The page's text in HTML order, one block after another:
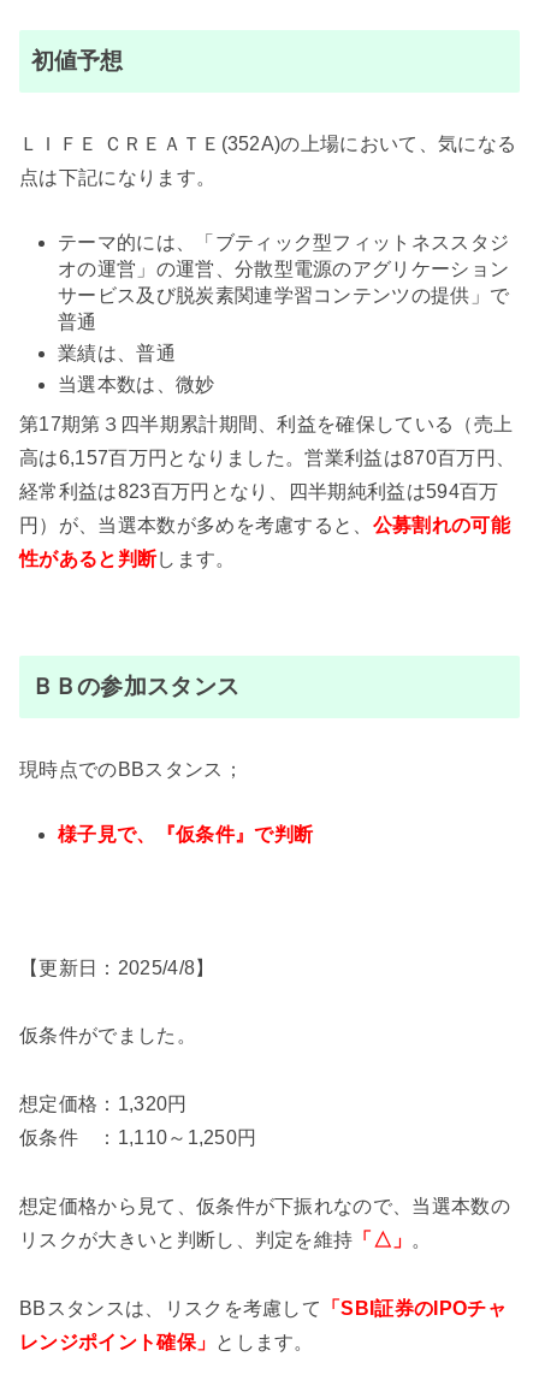
初値予想
ＬＩＦＥ ＣＲＥＡＴＥ(352A)の上場において、気になる
点は下記になります。
テーマ的には、「ブティック型フィットネススタジ
オの運営」の運営、分散型電源のアグリケーション
サービス及び脱炭素関連学習コンテンツの提供」で
普通
業績は、普通
当選本数は、微妙
第17期第３四半期累計期間、利益を確保している（売上
高は6,157百万円となりました。営業利益は870百万円、
経常利益は823百万円となり、四半期純利益は594百万
円）が、当選本数が多めを考慮すると、 公募割れの可能
性があると判断します。
ＢＢの参加スタンス
現時点でのBBスタンス；
様子見で、『仮条件』で判断
【更新日：2025/4/8】
仮条件がでました。
想定価格：1,320円
仮条件 ：1,110～1,250円
想定価格から見て、仮条件が下振れなので、当選本数の
リスクが大きいと判断し、判定を維持 「△」 。
BBスタンスは、リスクを考慮して
「SBI証券のIPOチャ
レンジポイント確保」 とします。